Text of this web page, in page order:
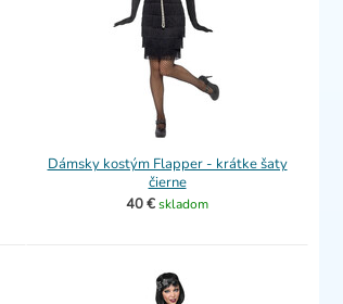
Dámsky kostým Flapper - krátke šaty
čierne
40 €skladom